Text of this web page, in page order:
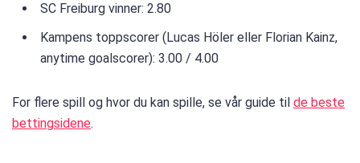
SC Freiburg vinner: 2.80
Kampens toppscorer (Lucas Höler eller Florian Kainz,
anytime goalscorer): 3.00 / 4.00
For flere spill og hvor du kan spille, se vår guide til de beste
bettingsidene.